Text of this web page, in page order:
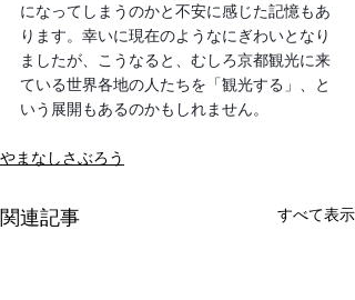
になってしまうのかと不安に感じた記憶もあ
ります。幸いに現在のようなにぎわいとなり
ましたが、こうなると、むしろ京都観光に来
ている世界各地の人たちを「観光する」、と
いう展開もあるのかもしれません。
やまなしさぶろう
関連記事 すべて表示